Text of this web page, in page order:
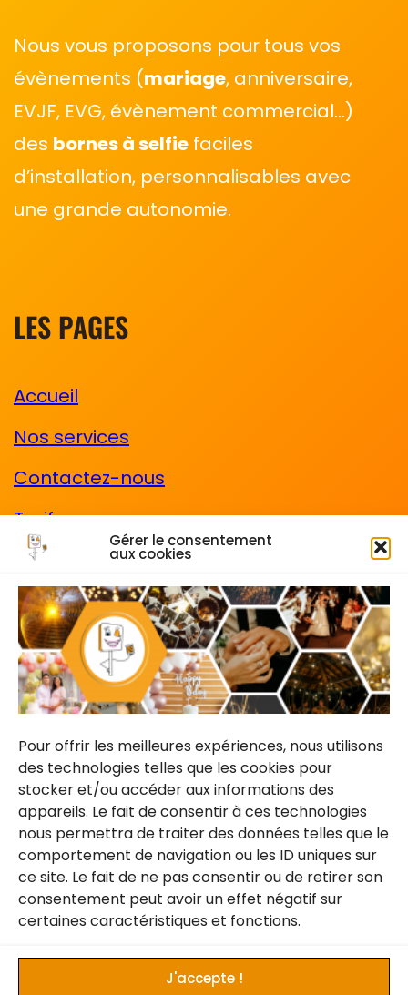
Gérer le consentement
aux cookies
Pour offrir les meilleures expériences, nous utilisons
des technologies telles que les cookies pour
stocker et/ou accéder aux informations des
appareils. Le fait de consentir à ces technologies
nous permettra de traiter des données telles que le
comportement de navigation ou les ID uniques sur
ce site. Le fait de ne pas consentir ou de retirer son
consentement peut avoir un effet négatif sur
certaines caractéristiques et fonctions.
J'accepte !
Nous vous proposons pour tous vos
évènements (mariage, anniversaire,
EVJF, EVG, évènement commercial…)
des bornes à selfie faciles
d’installation, personnalisables avec
une grande autonomie.
LES PAGES
Accueil
Nos services
Contactez-nous
Tarifs
CGV
Les mentions légales
Cadre photo
CONTACTEZ-NOUS
Devis gratuit & sans engagement.
Téléphone: 07 77 28 42 01
contact.lecoinaselfie@gmail.com
Facebook Instagram